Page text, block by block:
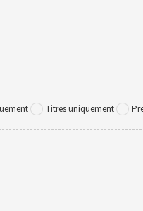
Titres uniquement